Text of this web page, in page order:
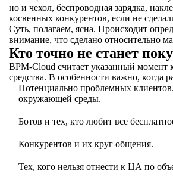
но и чехол, беспроводная зарядка,
косвенных конкурентов, если не
Суть, полагаем, ясна. Происходит
внимание, что сделано относительно
Кто точно не станет
BPM-Cloud считает указанный момент
средства. В особенности важно, когда
Потенциально проблемных
окружающей среды.
Ботов и тех, кто любит все
Конкурентов и их круг общения.
Тех, кого нельзя отнести к ЦА по